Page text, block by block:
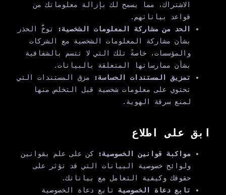
الاشتراك، مما يسمح لك بإزالة معلوماتك من
قواعد بياناتهم.
الحد من مشاركة المعلومات الشخصية:توخَّ الحذر
بشأن مشاركة المعلومات الشخصية مع الشركات
والمؤسسات، خاصةً تلك التي لا تتسم بالشفافية
بشأن ممارساتها المتعلقة بالبيانات.
تمزيق المستندات الحساسة:مزق المستندات التي
تحتوي على معلومات شخصية قبل التخلص منها
لمنع سرقة الهوية.
ابق على اطلاع
مواكبة قوانين الخصوصية:كن على علم بقوانين
ولوائح خصوصية البيانات التي قد تؤثر على
حقوقك وكيفية التعامل مع بياناتك.
تابع دعاة الخصوصيةتابع دعاة الخصوصية